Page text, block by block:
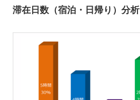
滞在日数（宿泊・日帰り）分析